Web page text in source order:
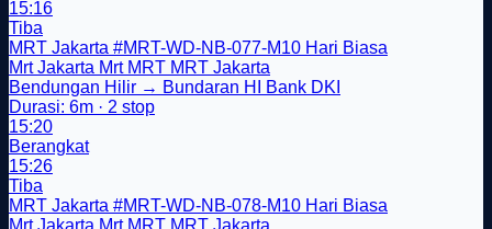
15:16
Tiba
MRT Jakarta #MRT-WD-NB-077-M10 Hari Biasa
Mrt Jakarta Mrt MRT MRT Jakarta
Bendungan Hilir → Bundaran HI Bank DKI
Durasi: 6m · 2 stop
15:20
Berangkat
15:26
Tiba
MRT Jakarta #MRT-WD-NB-078-M10 Hari Biasa
Mrt Jakarta Mrt MRT MRT Jakarta